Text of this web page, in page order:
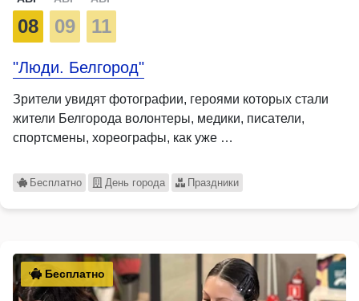
08 09 11
"Люди. Белгород"
Зрители увидят фотографии, героями которых стали
жители Белгорода волонтеры, медики, писатели,
спортсмены, хореографы, как уже …
Бесплатно День города Праздники
Бесплатно